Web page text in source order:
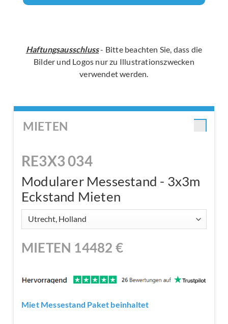
Haftungsausschluss- Bitte beachten Sie, dass die
Bilder und Logos nur zu Illustrationszwecken
verwendet werden.
MIETEN
RE3X3 034
Modularer Messestand - 3x3m
Eckstand Mieten
MIETEN 14482 €
Miet Messestand Paket beinhaltet